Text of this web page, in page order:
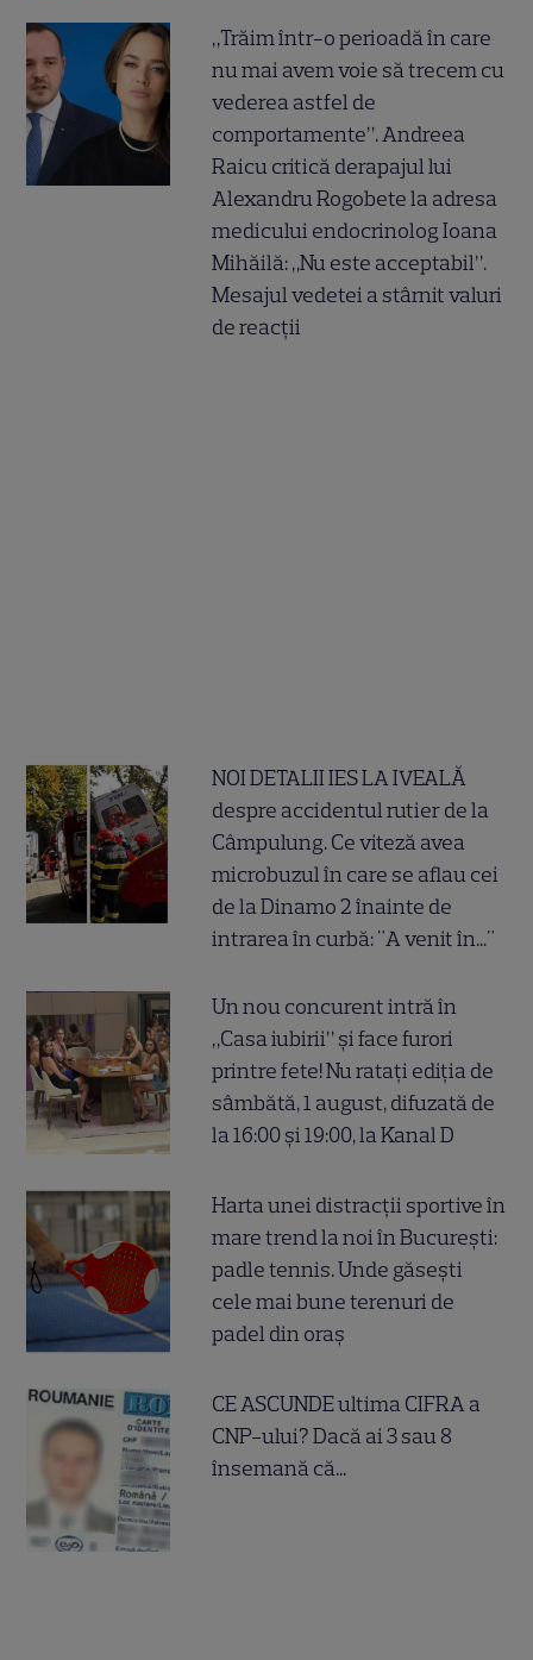
„Trăim într-o perioadă în care
nu mai avem voie să trecem cu
vederea astfel de
comportamente”. Andreea
Raicu critică derapajul lui
Alexandru Rogobete la adresa
medicului endocrinolog Ioana
Mihăilă: „Nu este acceptabil”.
Mesajul vedetei a stârnit valuri
de reacții
NOI DETALII IES LA IVEALĂ
despre accidentul rutier de la
Câmpulung. Ce viteză avea
microbuzul în care se aflau cei
de la Dinamo 2 înainte de
intrarea în curbă: "A venit în..."
Un nou concurent intră în
„Casa iubirii” și face furori
printre fete! Nu ratați ediția de
sâmbătă, 1 august, difuzată de
la 16:00 și 19:00, la Kanal D
Harta unei distracții sportive în
mare trend la noi în București:
padle tennis. Unde găsești
cele mai bune terenuri de
padel din oraș
CE ASCUNDE ultima CIFRA a
CNP-ului? Dacă ai 3 sau 8
însemană că...